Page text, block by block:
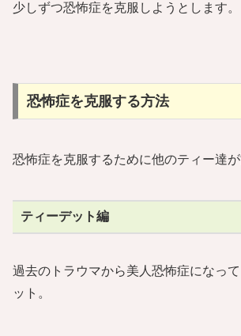
少しずつ恐怖症を克服しようとします。
恐怖症を克服する方法
恐怖症を克服するために他のティー達が
ティーデット編
過去のトラウマから美人恐怖症になっ
ット。